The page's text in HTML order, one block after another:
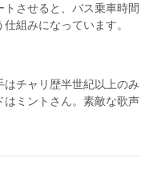
トさせると、バス乗車時
仕組みになっています。
はチャリ歴半世紀以上の
はミントさん。素敵な歌声